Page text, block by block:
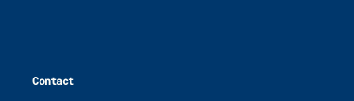
Contact